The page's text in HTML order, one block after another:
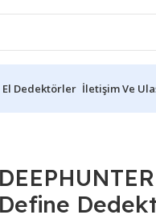
El Dedektörler İletişim Ve
Define